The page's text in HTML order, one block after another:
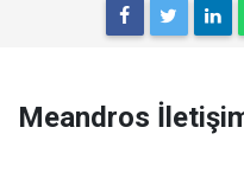
Meandros